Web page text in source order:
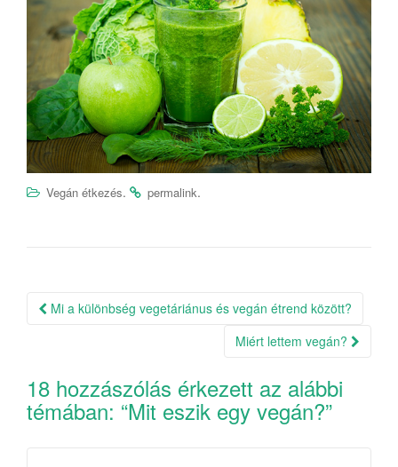
Vegán étkezés. permalink.
Bejegyzés navigáció
Mi a különbség vegetáriánus és vegán étrend között?
Miért lettem vegán?
18 hozzászólás érkezett az alábbi
témában: “Mit eszik egy vegán?”